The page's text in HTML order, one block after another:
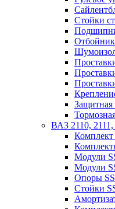
Стойки
Защитная
ВАЗ 2110, 2111,
Комплект
Модули
Модули
Опоры
Стойки